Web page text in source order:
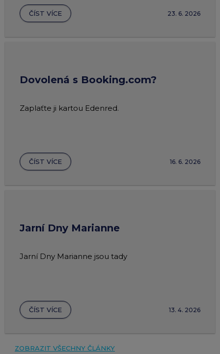
ČÍST VÍCE 23. 6. 2026
Dovolená s Booking.com?
Zaplaťte ji kartou Edenred.
ČÍST VÍCE 16. 6. 2026
Jarní Dny Marianne
Jarní Dny Marianne jsou tady
ČÍST VÍCE 13. 4. 2026
ZOBRAZIT VŠECHNY ČLÁNKY